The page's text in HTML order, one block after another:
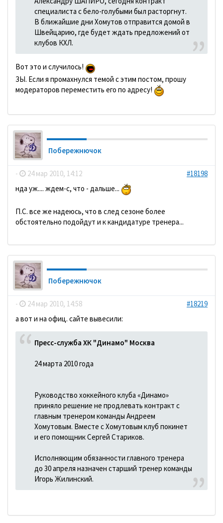
специалиста с бело-голубыми был расторгнут.
В ближайшие дни Хомутов отправится домой в
Швейцарию, где будет ждать предложений от
клубов КХЛ.
Вот это и случилось!
ЗЫ. Если я промахнулся темой с этим постом, прошу
модераторов переместить его по адресу!
Побережнючок
- 24 мар 2010, 14:12
#18198
нда уж.... ждем-с, что - дальше...
П.С. все же надеюсь, что в след сезоне более
обстоятельно подойдут и к кандидатуре тренера...
Побережнючок
- 24 мар 2010, 14:58
#18219
а вот и на офиц. сайте вывесили:
Пресс-служба ХК "Динамо" Москва
24 марта 2010 года
Руководство хоккейного клуба «Динамо»
приняло решение не продлевать контракт с
главным тренером команды Андреем
Хомутовым. Вместе с Хомутовым клуб покинет
и его помощник Сергей Стариков.
Исполняющим обязанности главного тренера
до 30 апреля назначен старший тренер команды
Игорь Жилинский.